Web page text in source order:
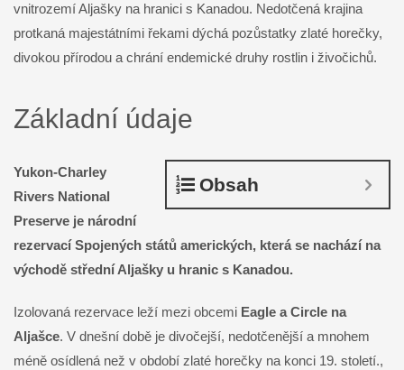
vnitrozemí Aljašky na hranici s Kanadou. Nedotčená krajina
protkaná majestátními řekami dýchá pozůstatky zlaté horečky,
divokou přírodou a chrání endemické druhy rostlin i živočichů.
Základní údaje
Obsah
Yukon-Charley
Rivers National
Preserve je národní
rezervací Spojených států amerických, která se nachází na
východě střední Aljašky u hranic s Kanadou.
Izolovaná rezervace leží mezi obcemi Eagle a Circle na
Aljašce. V dnešní době je divočejší, nedotčenější a mnohem
méně osídlená než v období zlaté horečky na konci 19. století.,